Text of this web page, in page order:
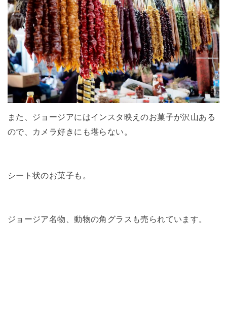
また、ジョージアにはインスタ映えのお菓子が沢山ある
ので、カメラ好きにも堪らない。
シート状のお菓子も。
ジョージア名物、動物の角グラスも売られています。